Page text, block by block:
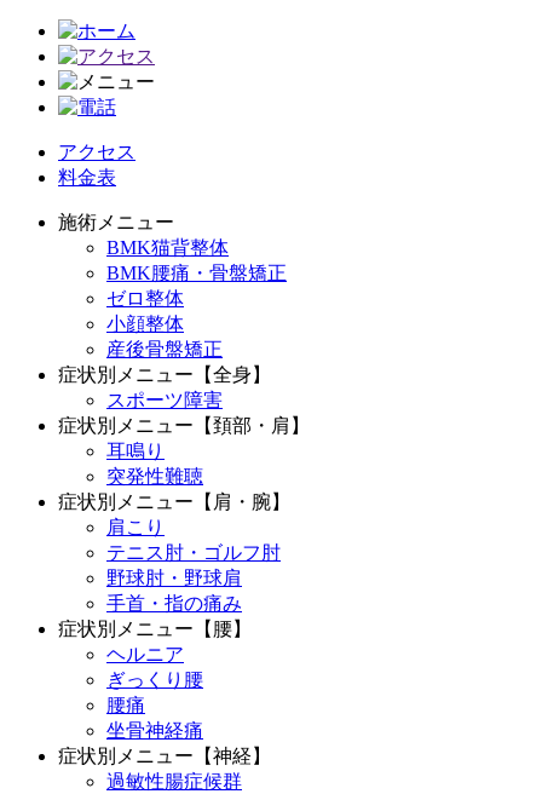
アクセス
料金表
施術メニュー
BMK猫背整体
BMK腰痛・骨盤矯正
ゼロ整体
小顔整体
産後骨盤矯正
症状別メニュー【全身】
スポーツ障害
症状別メニュー【頚部・肩】
耳鳴り
突発性難聴
症状別メニュー【肩・腕】
肩こり
テニス肘・ゴルフ肘
野球肘・野球肩
手首・指の痛み
症状別メニュー【腰】
ヘルニア
ぎっくり腰
腰痛
坐骨神経痛
症状別メニュー【神経】
過敏性腸症候群